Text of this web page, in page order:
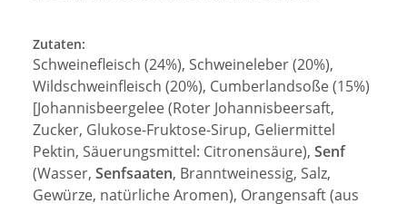
Zutaten:
Schweinefleisch (24%), Schweineleber (20%),
Wildschweinfleisch (20%), Cumberlandsoße (15%)
[Johannisbeergelee (Roter Johannisbeersaft,
Zucker, Glukose-Fruktose-Sirup, Geliermittel
Pektin, Säuerungsmittel: Citronensäure), Senf
(Wasser, Senfsaaten, Branntweinessig, Salz,
Gewürze, natürliche Aromen), Orangensaft (aus